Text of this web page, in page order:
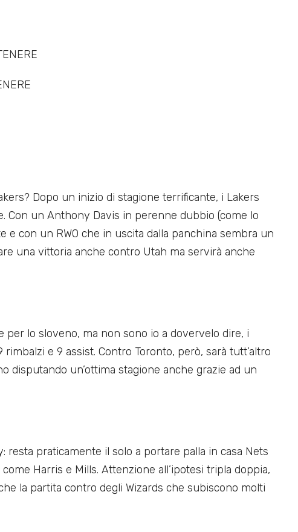
Dopo un inizio di stagione terrificante, i Lakers
Con un Anthony Davis in perenne dubbio (come lo
e con un RW0 che in uscita dalla panchina sembra un
una vittoria anche contro Utah ma servirà anche
per lo sloveno, ma non sono io a dovervelo dire, i
e 9 assist. Contro Toronto, però, sarà tutt’altro
disputando un’ottima stagione anche grazie ad un
resta praticamente il solo a portare palla in casa Nets
Harris e Mills. Attenzione all’ipotesi tripla doppia,
la partita contro degli Wizards che subiscono molti